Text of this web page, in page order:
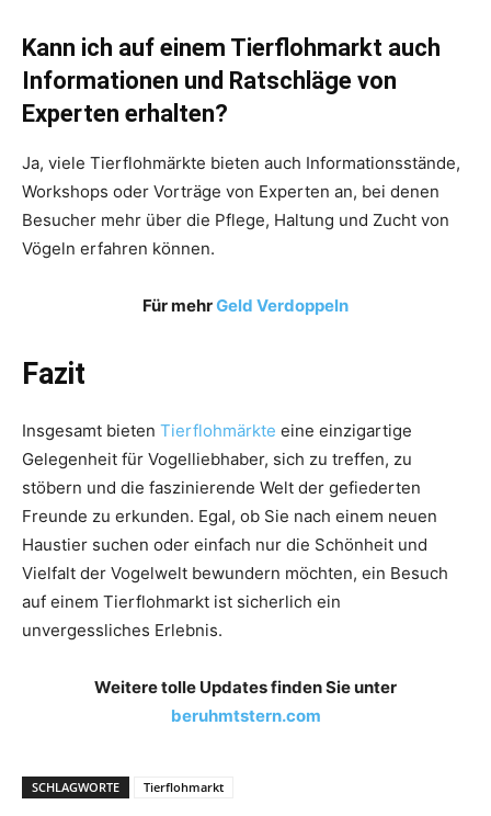
Kann ich auf einem Tierflohmarkt auch
Informationen und Ratschläge von
Experten erhalten?
Ja, viele Tierflohmärkte bieten auch Informationsstände,
Workshops oder Vorträge von Experten an, bei denen
Besucher mehr über die Pflege, Haltung und Zucht von
Vögeln erfahren können.
Für mehrGeld Verdoppeln
Fazit
Insgesamt bieten Tierflohmärkte eine einzigartige
Gelegenheit für Vogelliebhaber, sich zu treffen, zu
stöbern und die faszinierende Welt der gefiederten
Freunde zu erkunden. Egal, ob Sie nach einem neuen
Haustier suchen oder einfach nur die Schönheit und
Vielfalt der Vogelwelt bewundern möchten, ein Besuch
auf einem Tierflohmarkt ist sicherlich ein
unvergessliches Erlebnis.
Weitere tolle Updates finden Sie unter
beruhmtstern.com
SCHLAGWORTE Tierflohmarkt